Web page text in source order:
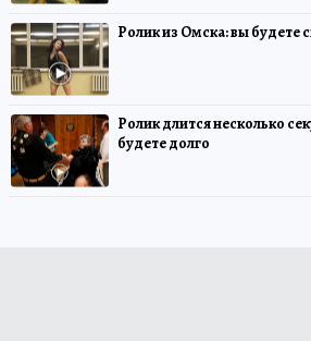
Ролик из Омска: вы будете
Ролик длится несколько
будете долго